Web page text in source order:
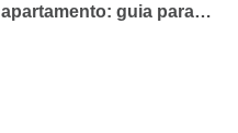
apartamento: guia para